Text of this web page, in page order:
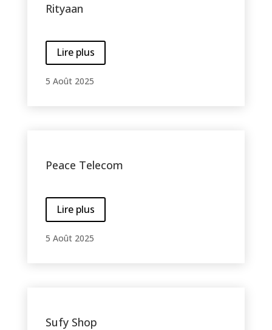
Rityaan
Lire plus
5 Août 2025
Peace Telecom
Lire plus
5 Août 2025
Sufy Shop